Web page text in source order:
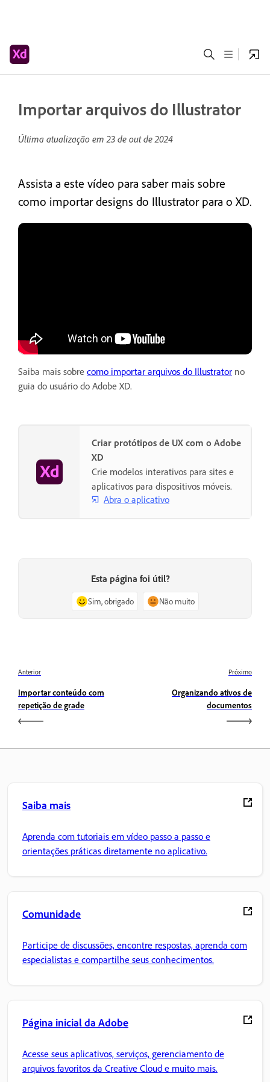
Importar arquivos do Illustrator
Última atualização em23 de out de 2024
Assista a este vídeo para saber mais sobre
como importar designs do Illustrator para o XD.
Saiba mais sobre como importar arquivos do Illustrator no
guia do usuário do Adobe XD.
Criar protótipos de UX com o Adobe
XD
Crie modelos interativos para sites e
aplicativos para dispositivos móveis.
Abra o aplicativo
Esta página foi útil?
Sim, obrigado Não muito
Anterior
Importar conteúdo com
repetição de grade
Próximo
Organizando ativos de
documentos
Saiba mais
Aprenda com tutoriais em vídeo passo a passo e
orientações práticas diretamente no aplicativo.
Comunidade
Participe de discussões, encontre respostas, aprenda com
especialistas e compartilhe seus conhecimentos.
Página inicial da Adobe
Acesse seus aplicativos, serviços, gerenciamento de
arquivos favoritos da Creative Cloud e muito mais.